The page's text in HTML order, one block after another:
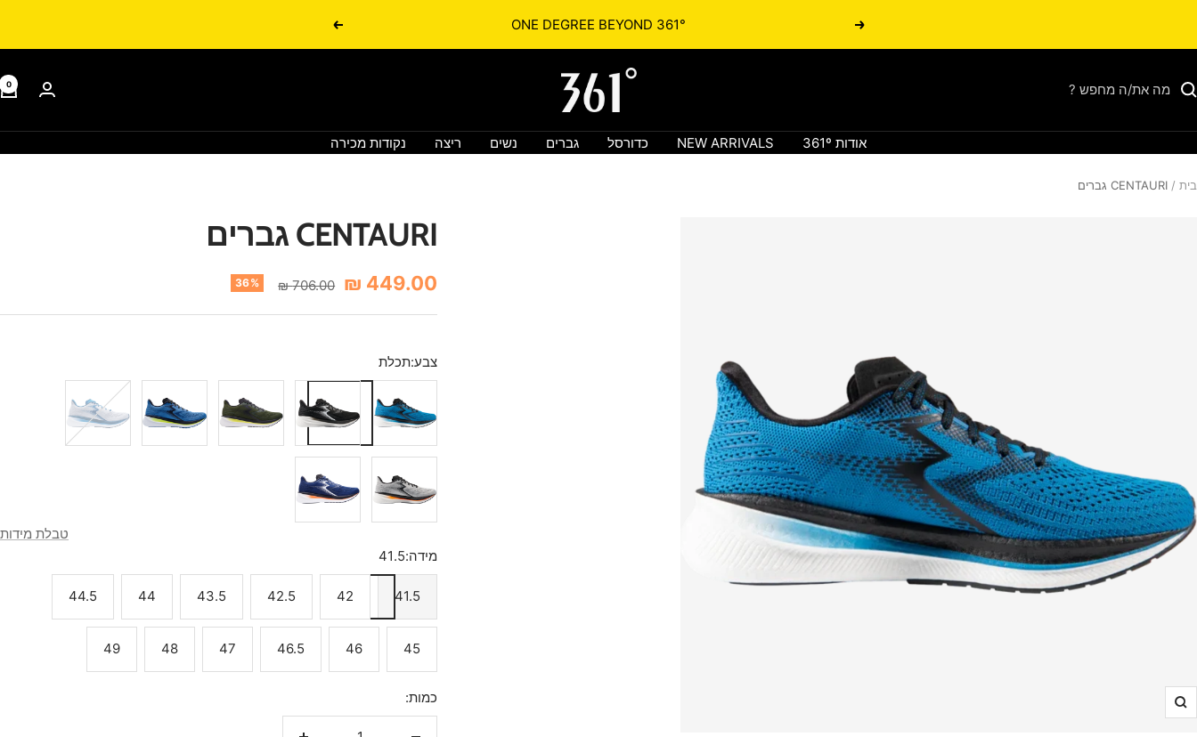
הקודם 361° הגיע לישראל ! הבא
361israel.co.il
0
אודות 361º NEW ARRIVALS כדורסל גברים נשים ריצה נקודות מכירה
בית CENTAURI גברים
הגדלה
CENTAURI גברים
מחיר
הנחה
449.00 ₪
מחיר
706.00 ₪
36%
מידה:41.5
טבלת מידות
41.5
42
42.5
43.5
44
44.5
45
46
46.5
47
48
49
צבע:תכלת
זית
צהוב
אפור
כסף
כמות: